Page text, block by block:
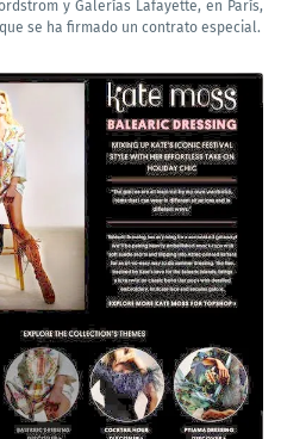
y Galerías Lafayette, en París,
se ha firmado un contrato especial.